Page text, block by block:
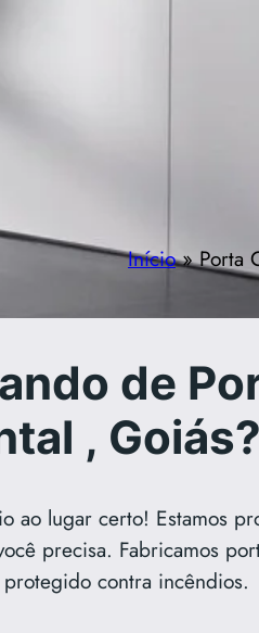
Início»Porta
de
, Goiás?
ao lugar certo! Estamos
precisa. Fabricamos
contra incêndios.